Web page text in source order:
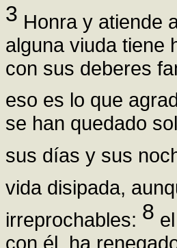
3 Honra y atiende
alguna viuda tiene
con sus deberes
eso es lo que
se han quedado
sus días y sus
vida disipada,
irreprochables: 8
con él, ha